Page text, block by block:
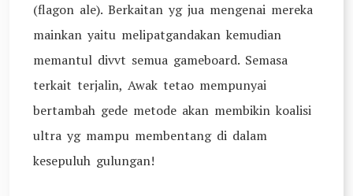
(flagon ale). Berkaitan yg jua mengenai mereka
mainkan yaitu melipatgandakan kemudian
memantul divvt semua gameboard. Semasa
terkait terjalin, Awak tetao mempunyai
bertambah gede metode akan membikin koalisi
ultra yg mampu membentang di dalam
kesepuluh gulungan!